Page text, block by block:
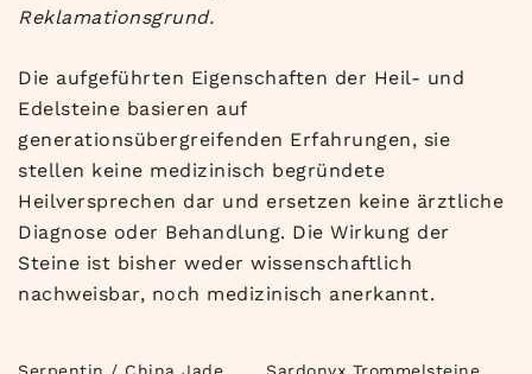
Reklamationsgrund.
Die aufgeführten Eigenschaften der Heil- und
Edelsteine basieren auf
generationsübergreifenden Erfahrungen, sie
stellen keine medizinisch begründete
Heilversprechen dar und ersetzen keine ärztliche
Diagnose oder Behandlung. Die Wirkung der
Steine ist bisher weder wissenschaftlich
nachweisbar, noch medizinisch anerkannt.